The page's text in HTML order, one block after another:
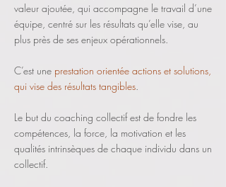
valeur ajoutée, qui accompagne le travail d’une
équipe, centré sur les résultats qu’elle vise, au
plus près de ses enjeux opérationnels.
C’est une prestation orientée actions et solutions,
qui vise des résultats tangibles
Le but du coaching collectif est de fondre les
compétences, la force, la motivation et les
qualités intrinsèques de chaque individu dans un
collectif.